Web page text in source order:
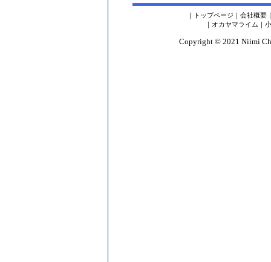
｜ トップページ ｜ 会社概要
｜ オカヤマライム ｜
Copyright © 2021 Niimi